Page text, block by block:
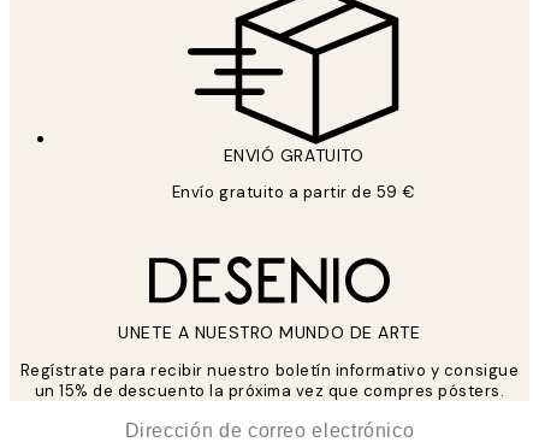
ENVIÓ GRATUITO
Envío gratuito a partir de 59 €
UNETE A NUESTRO MUNDO DE ARTE
Regístrate para recibir nuestro boletín informativo y consigue
un 15% de descuento la próxima vez que compres pósters.